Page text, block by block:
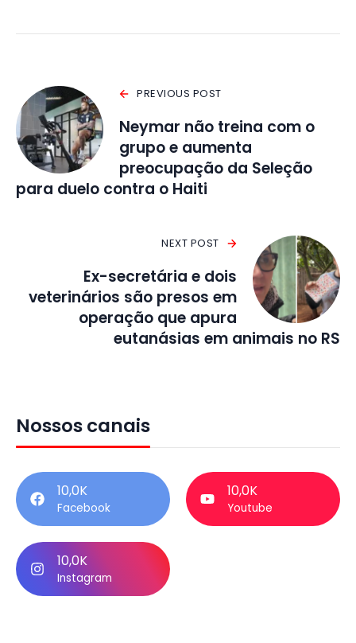
PREVIOUS POST
Neymar não treina com o
grupo e aumenta
preocupação da Seleção
para duelo contra o Haiti
NEXT POST
Ex-secretária e dois
veterinários são presos em
operação que apura
eutanásias em animais no RS
Nossos canais
10,0K
Facebook
10,0K
Youtube
10,0K
Instagram